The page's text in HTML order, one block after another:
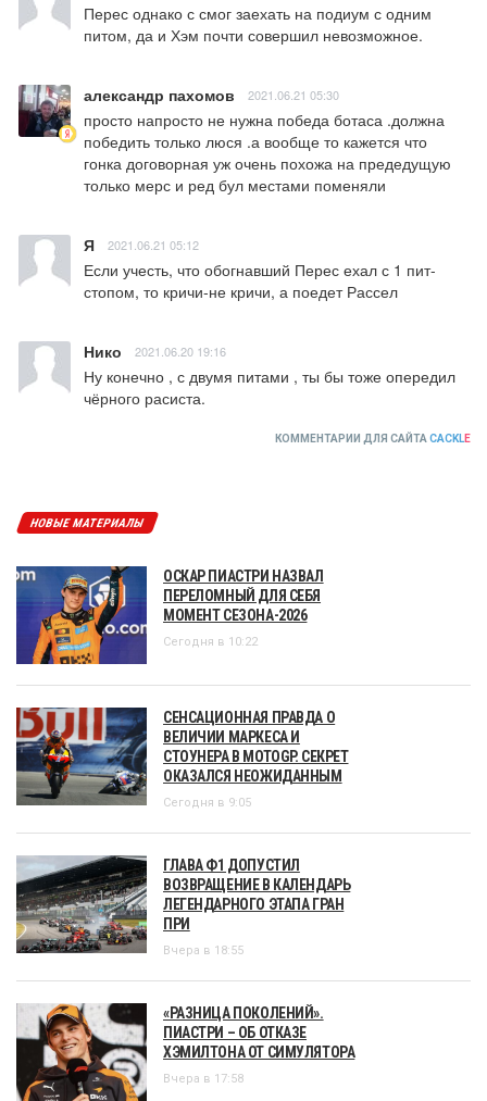
Перес однако с смог заехать на подиум с одним
питом, да и Хэм почти совершил невозможное.
александр пахомов 2021.06.21 05:30
просто напросто не нужна победа ботаса .должна
победить только люся .а вообще то кажется что
гонка договорная уж очень похожа на предедущую
только мерс и ред бул местами поменяли
Я 2021.06.21 05:12
Если учесть, что обогнавший Перес ехал с 1 пит-
стопом, то кричи-не кричи, а поедет Рассел
Нико 2021.06.20 19:16
Ну конечно , с двумя питами , ты бы тоже опередил
чёрного расиста.
КОММЕНТАРИИ ДЛЯ САЙТА CACKLE
НОВЫЕ МАТЕРИАЛЫ
ОСКАР ПИАСТРИ НАЗВАЛ
ПЕРЕЛОМНЫЙ ДЛЯ СЕБЯ
МОМЕНТ СЕЗОНА-2026
Сегодня в 10:22
СЕНСАЦИОННАЯ ПРАВДА О
ВЕЛИЧИИ МАРКЕСА И
СТОУНЕРА В MOTOGP. СЕКРЕТ
ОКАЗАЛСЯ НЕОЖИДАННЫМ
Сегодня в 9:05
ГЛАВА Ф1 ДОПУСТИЛ
ВОЗВРАЩЕНИЕ В КАЛЕНДАРЬ
ЛЕГЕНДАРНОГО ЭТАПА ГРАН
ПРИ
Вчера в 18:55
«РАЗНИЦА ПОКОЛЕНИЙ».
ПИАСТРИ – ОБ ОТКАЗЕ
ХЭМИЛТОНА ОТ СИМУЛЯТОРА
Вчера в 17:58